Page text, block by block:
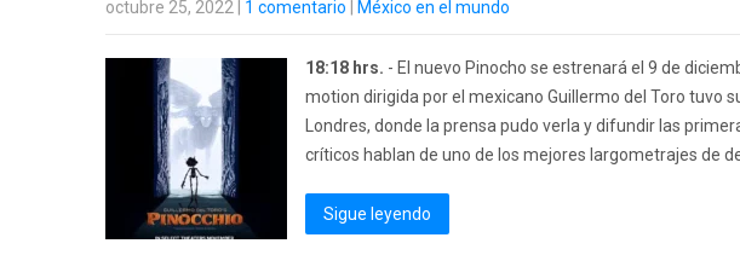
octubre 25, 2022 1 comentario México en el mundo
18:18 hrs. - El nuevo Pinocho se estrenará el 9 de
motion dirigida por el mexicano Guillermo del Toro tuvo
Londres, donde la prensa pudo verla y difundir las
críticos hablan de uno de los mejores largometrajes de
Sigue leyendo